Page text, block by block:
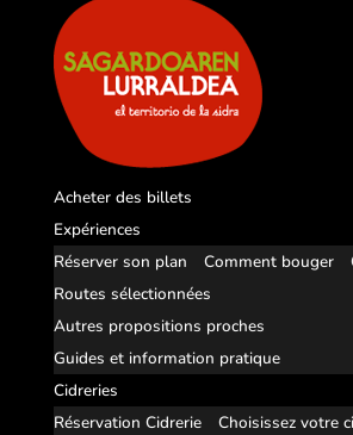
Acheter des billets
Expériences
Réserver son plan
Comment bouger
Routes sélectionnées
Autres propositions proches
Guides et information pratique
Cidreries
Réservation Cidrerie
Choisissez votre